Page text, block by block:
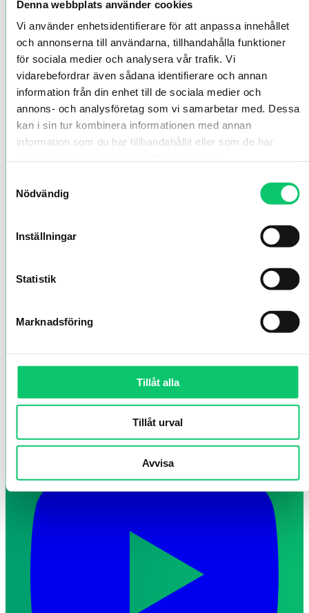
Denna webbplats använder cookies
Vi använder enhetsidentifierare för att anpassa innehållet
och annonserna till användarna, tillhandahålla funktioner
för sociala medier och analysera vår trafik. Vi
vidarebefordrar även sådana identifierare och annan
information från din enhet till de sociala medier och
annons- och analysföretag som vi samarbetar med. Dessa
kan i sin tur kombinera informationen med annan
information som du har tillhandahållit eller som de har
Nödvändig
Inställningar
Statistik
Marknadsföring
Tillåt alla
Tillåt urval
Avvisa